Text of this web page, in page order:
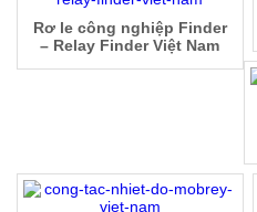
Rơ le công nghiệp Finder
– Relay Finder Việt Nam